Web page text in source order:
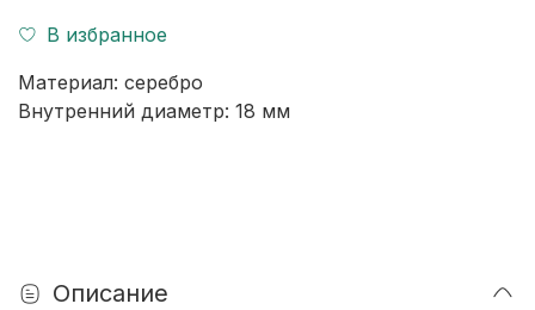
В избранное
Материал: серебро
Внутренний диаметр: 18 мм
Описание